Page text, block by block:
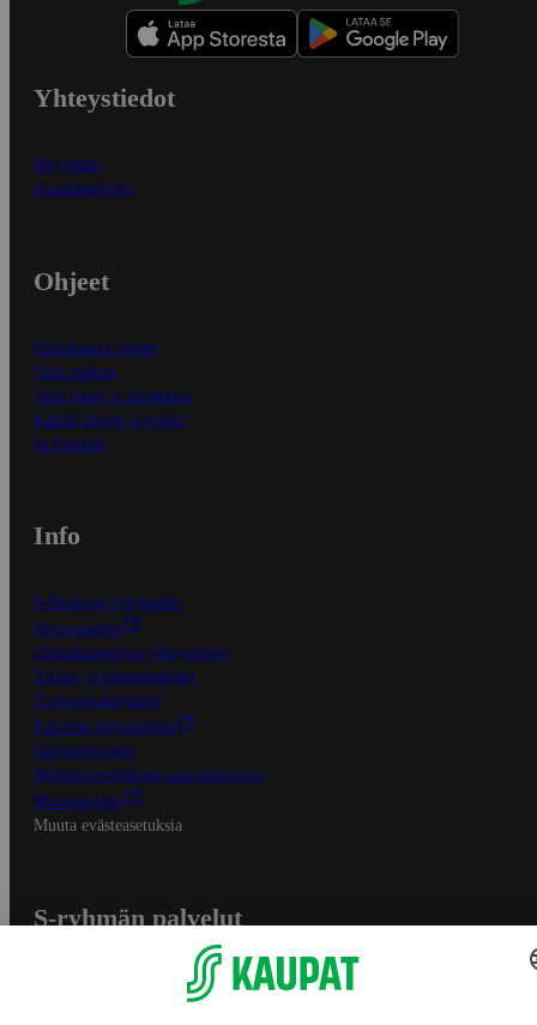
Yhteystiedot
Myymälät
Asiakaspalvelu
Ohjeet
Ensitilaajan ohjeet
Näin maksat
Näin tilaat ja muokkaat
Kaikki ohjeet ja vinkit
In English
Info
S-Business yrityksille
Oiva-raportit
Osuuskauppojen yhteystiedot
Tilaus- ja toimitusehdot
Tietosuojakäytäntö
Palvelun käyttöehdot
Saavutettavuus
Mobiilisovelluksen saavutettavuus
Mainostajalle
Muuta evästeasetuksia
S-ryhmän palvelut